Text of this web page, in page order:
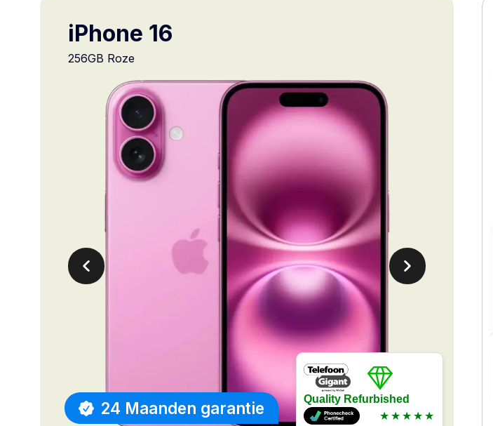
24 Maanden garantie
iPhone 16
256GB Roze
Quality Refurbished
★★★★★